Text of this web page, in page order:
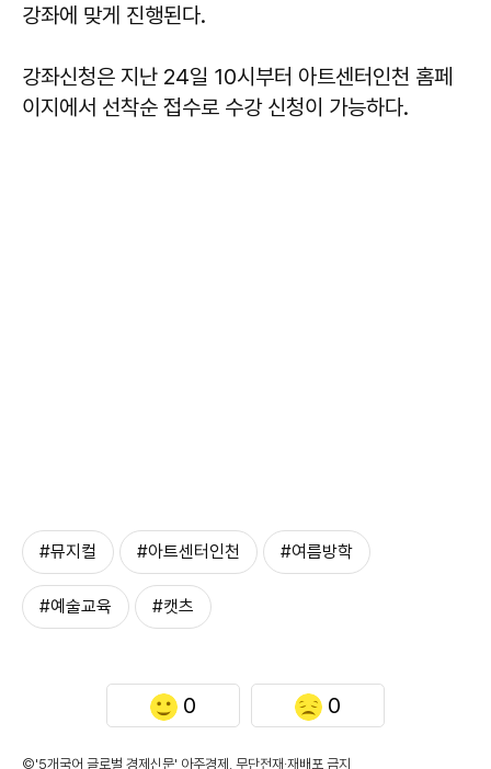
강좌에 맞게 진행된다.
강좌신청은 지난 24일 10시부터 아트센터인천 홈페
이지에서 선착순 접수로 수강 신청이 가능하다.
#뮤지컬 #아트센터인천 #여름방학
#예술교육 #캣츠
0 0
©'5개국어 글로벌 경제신문' 아주경제. 무단전재·재배포 금지